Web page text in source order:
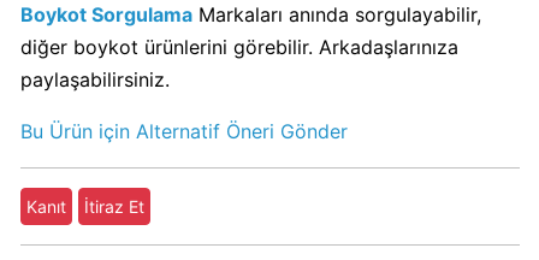
Boykot
mu?
KitKat
Sahibi
Kim?
Lay's
Boykot Sorgulama Markaları anında sorgulayabilir,
diğer boykot ürünlerini görebilir. Arkadaşlarınıza
paylaşabilirsiniz.
Bu Ürün için Alternatif Öneri Gönder
Kanıt İtiraz Et